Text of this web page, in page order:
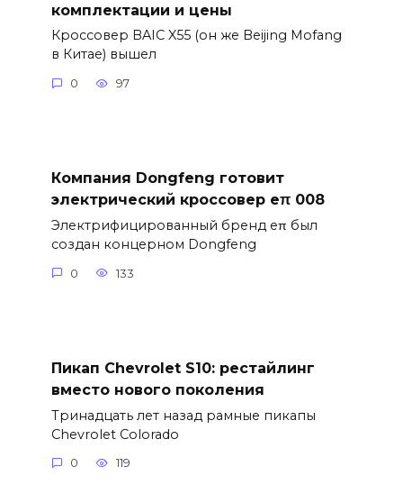
комплектации и цены
Кроссовер BAIC X55 (он же Beijing Mofang
в Китае) вышел
0 97
Компания Dongfeng готовит
электрический кроссовер eπ 008
Электрифицированный бренд eπ был
создан концерном Dongfeng
0 133
Пикап Chevrolet S10: рестайлинг
вместо нового поколения
Тринадцать лет назад рамные пикапы
Chevrolet Colorado
0 119